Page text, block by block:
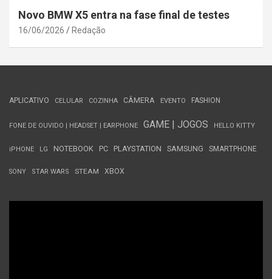
Novo BMW X5 entra na fase final de testes
16/06/2026 Redação
APLICATIVO CELULAR COZINHA CÂMERA EVENTO FASHION
FONE DE OUVIDO | HEADSET | EARPHONE GAME | JOGOS HELLO KITTY
iPHONE LG NOTEBOOK PC PLAYSTATION SAMSUNG SMARTPHONE
SONY STAR WARS STEAM XBOX